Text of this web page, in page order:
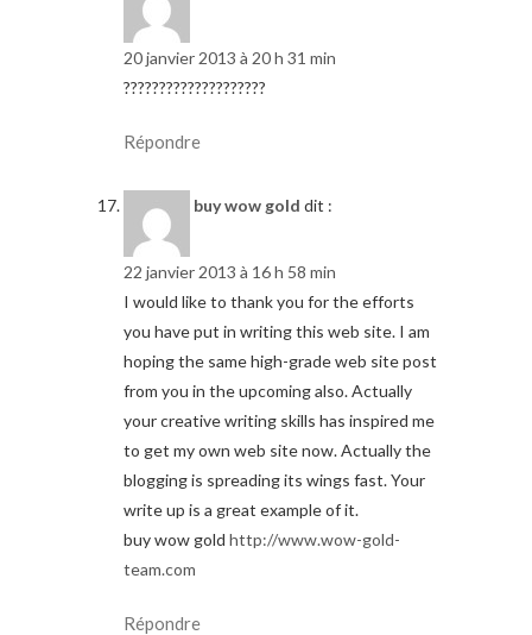
20 janvier 2013 à 20 h 31 min
????????????????????
Répondre
buy wow gold dit :
22 janvier 2013 à 16 h 58 min
I would like to thank you for the efforts
you have put in writing this web site. I am
hoping the same high-grade web site post
from you in the upcoming also. Actually
your creative writing skills has inspired me
to get my own web site now. Actually the
blogging is spreading its wings fast. Your
write up is a great example of it.
buy wow gold http://www.wow-gold-
team.com
Répondre